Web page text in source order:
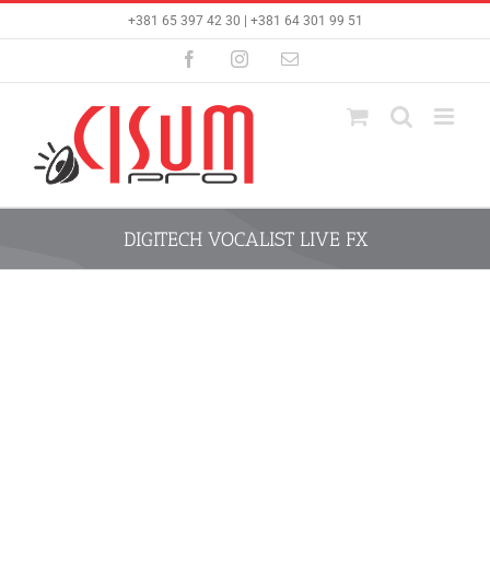
+381 65 397 42 30 | +381 64 301 99 51
FacebookInstagramEmail
DIGITECH VOCALIST LIVE FX